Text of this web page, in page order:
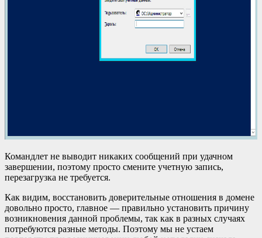
Командлет не выводит никаких сообщений при удачном
завершении, поэтому просто смените учетную запись,
перезагрузка не требуется.
Как видим, восстановить доверительные отношения в домене
довольно просто, главное — правильно установить причину
возникновения данной проблемы, так как в разных случаях
потребуются разные методы. Поэтому мы не устаем